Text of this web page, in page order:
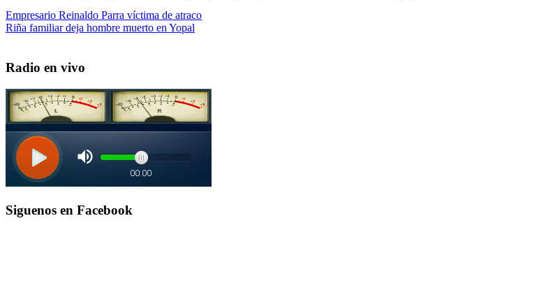
Navegación
de
Entrada
anterior:
Empresario Reinaldo Parra víctima de atraco
Entrada
Riña familiar deja hombre muerto en Yopal
Radio en vivo
Siguenos en Facebook